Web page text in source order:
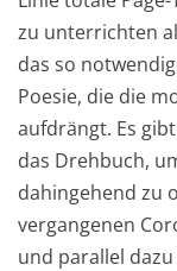
zu unterrichten
das so
Poesie, die die
aufdrängt. Es
das Drehbuch,
dahingehend zu
vergangenen
und parallel